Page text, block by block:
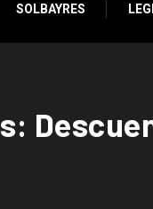
SOLBAYRES